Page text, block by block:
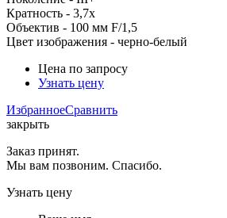
Кратность - 3,7x
Объектив - 100 мм F/1,5
Цвет изображения - черно-белый
Цена по запросу
Узнать цену
ИзбранноеСравнить
закрыть
Заказ принят.
Мы вам позвоним. Спасибо.
Узнать цену